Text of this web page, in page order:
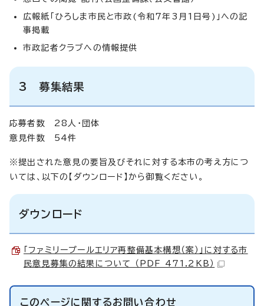
広報紙「ひろしま市民と市政(令和7年3月1日号)」への記
事掲載
市政記者クラブへの情報提供
3 募集結果
応募者数 28人・団体
意見件数 54件
※提出された意見の要旨及びそれに対する本市の考え方につ
いては、以下の【ダウンロード】から御覧ください。
ダウンロード
「ファミリープールエリア再整備基本構想（案）」に対する市
民意見募集の結果について （PDF 471.2KB）
このページに関するお問い合わせ